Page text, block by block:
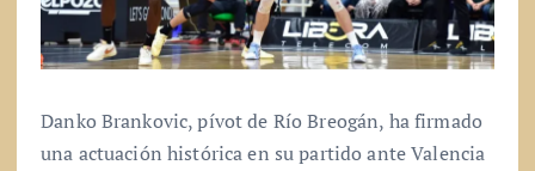
Danko Brankovic, pívot de Río Breogán, ha firmado
una actuación histórica en su partido ante Valencia